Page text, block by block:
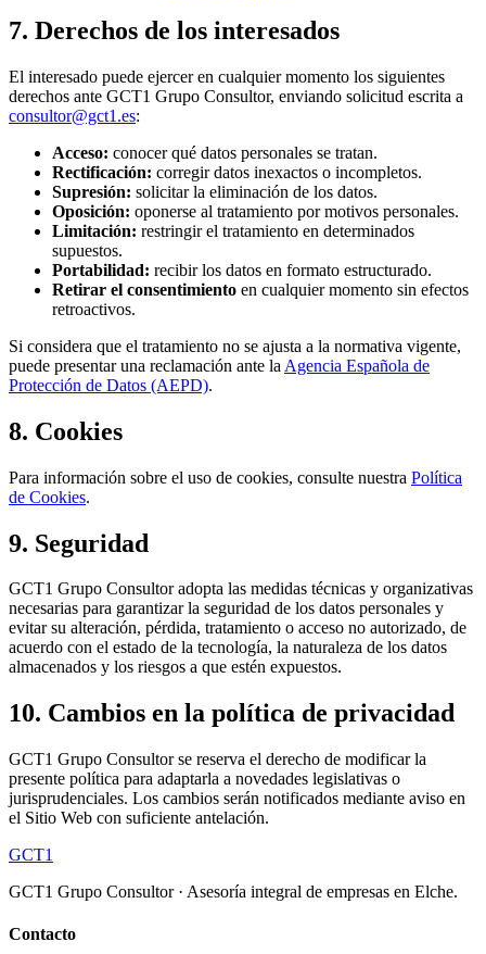
7. Derechos de los interesados
El interesado puede ejercer en cualquier momento los siguientes
derechos ante GCT1 Grupo Consultor, enviando solicitud escrita a
consultor@gct1.es:
Acceso: conocer qué datos personales se tratan.
Rectificación: corregir datos inexactos o incompletos.
Supresión: solicitar la eliminación de los datos.
Oposición: oponerse al tratamiento por motivos personales.
Limitación: restringir el tratamiento en determinados
supuestos.
Portabilidad: recibir los datos en formato estructurado.
Retirar el consentimiento en cualquier momento sin efectos
retroactivos.
Si considera que el tratamiento no se ajusta a la normativa vigente,
puede presentar una reclamación ante la Agencia Española de
Protección de Datos (AEPD).
8. Cookies
Para información sobre el uso de cookies, consulte nuestra Política
de Cookies.
9. Seguridad
GCT1 Grupo Consultor adopta las medidas técnicas y organizativas
necesarias para garantizar la seguridad de los datos personales y
evitar su alteración, pérdida, tratamiento o acceso no autorizado, de
acuerdo con el estado de la tecnología, la naturaleza de los datos
almacenados y los riesgos a que estén expuestos.
10. Cambios en la política de privacidad
GCT1 Grupo Consultor se reserva el derecho de modificar la
presente política para adaptarla a novedades legislativas o
jurisprudenciales. Los cambios serán notificados mediante aviso en
el Sitio Web con suficiente antelación.
GCT1
GCT1 Grupo Consultor · Asesoría integral de empresas en Elche.
Contacto